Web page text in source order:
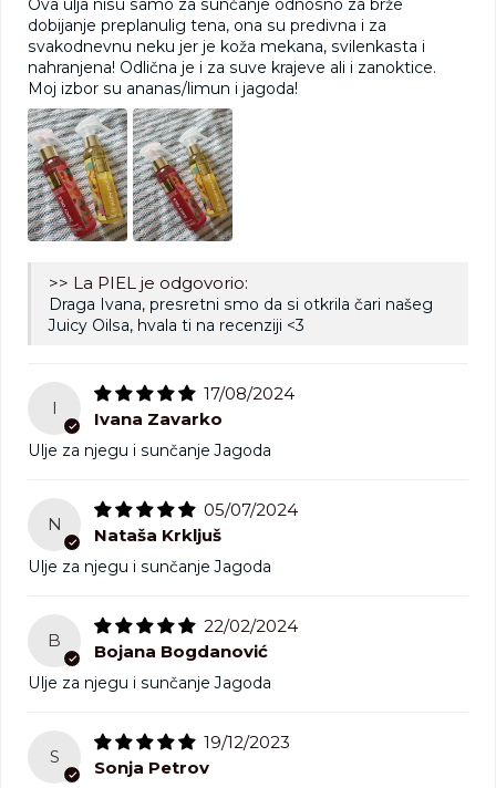
Ova ulja nisu samo za sunčanje odnosno za brže
dobijanje preplanulig tena, ona su predivna i za
svakodnevnu neku jer je koža mekana, svilenkasta i
nahranjena! Odlična je i za suve krajeve ali i zanoktice.
Moj izbor su ananas/limun i jagoda!
>> La PIEL je odgovorio:
Draga Ivana, presretni smo da si otkrila čari našeg
Juicy Oilsa, hvala ti na recenziji <3
I
17/08/2024
Ivana Zavarko
Ulje za njegu i sunčanje Jagoda
N
05/07/2024
Nataša Krkljuš
Ulje za njegu i sunčanje Jagoda
B
22/02/2024
Bojana Bogdanović
Ulje za njegu i sunčanje Jagoda
S
19/12/2023
Sonja Petrov